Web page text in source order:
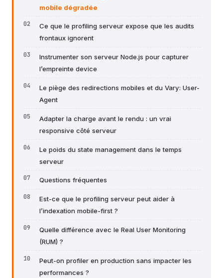
mobile dégradée
Ce que le profiling serveur expose que les audits
frontaux ignorent
Instrumenter son serveur Node.js pour capturer
l’empreinte device
Le piège des redirections mobiles et du Vary: User-
Agent
Adapter la charge avant le rendu : un vrai
responsive côté serveur
Le poids du state management dans le temps
serveur
Questions fréquentes
Est-ce que le profiling serveur peut aider à
l’indexation mobile-first ?
Quelle différence avec le Real User Monitoring
(RUM) ?
Peut-on profiler en production sans impacter les
performances ?